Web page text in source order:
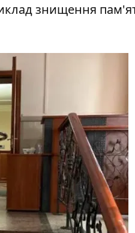
знищення